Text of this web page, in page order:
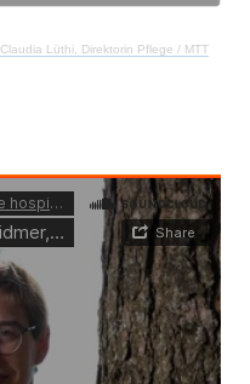
Claudia Lüthi, Direktorin Pflege / MTT